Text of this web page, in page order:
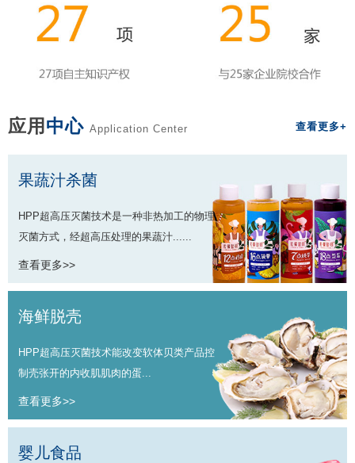
应用 中心 Application Center 查看更多+
果蔬汁杀菌
HPP超高压灭菌技术是一种非热加工的物理
灭菌方式，经超高压处理的果蔬汁......
查看更多>>
海鲜脱壳
HPP超高压灭菌技术能改变软体贝类产品控
制壳张开的内收肌肌肉的蛋...
查看更多>>
婴儿食品